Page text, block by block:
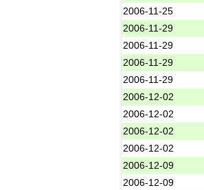
2006-11-25
2006-11-29
2006-11-29
2006-11-29
2006-11-29
2006-12-02
2006-12-02
2006-12-02
2006-12-02
2006-12-09
2006-12-09